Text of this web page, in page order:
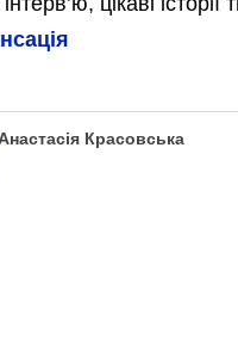
Красовська